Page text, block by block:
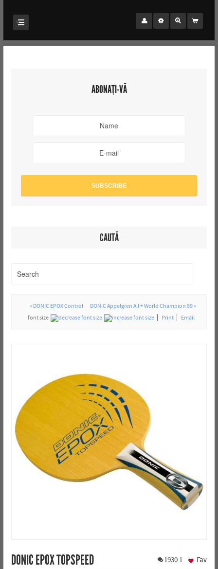
ABONAȚI-VĂ
CAUTĂ
« DONIC EPOX Control
DONIC Appelgren All + World Champion 89 »
font size
Print Email
DONIC EPOX TOPSPEED 1930 1 Fav